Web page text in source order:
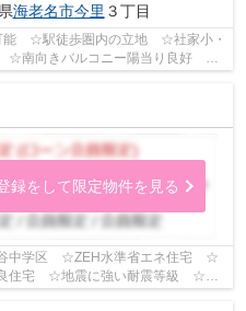
海老名市今里 ３丁目
能 ☆駅徒歩圏内の立地 ☆社家小・
南向きバルコニー陽当り良好 ☆
録をして限定物件を見る
谷中学区 ☆ZEH水準省エネ住宅 ☆
住宅 ☆地震に強い耐震等級 ☆各
性良好 ☆日当り良好...